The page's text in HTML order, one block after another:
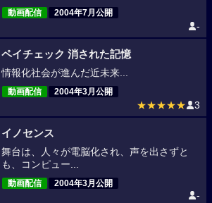
動画配信 2004年7月公開
-
ペイチェック 消された記憶
情報化社会が進んだ近未来...
動画配信 2004年3月公開
★★★★★ 3
イノセンス
舞台は、人々が電脳化され、声を出さずと
も、コンピュー...
動画配信 2004年3月公開
-